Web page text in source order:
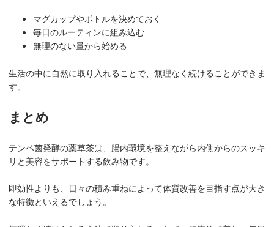
マグカップやボトルを決めておく
毎日のルーティンに組み込む
無理のない量から始める
生活の中に自然に取り入れることで、無理なく続けることができま
す。
まとめ
テンペ菌発酵の薬草茶は、腸内環境を整えながら内側からのスッキ
リと美容をサポートする飲み物です。
即効性よりも、日々の積み重ねによって体質改善を目指す点が大き
な特徴といえるでしょう。